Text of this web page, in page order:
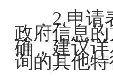
2.申请
政府信息
确，建议
询的其他